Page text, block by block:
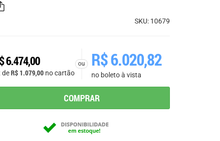
SKU: 10679
6.474,00
deR$ 1.079,00 no cartão
ou R$6.020,82
no boleto à vista
COMPRAR